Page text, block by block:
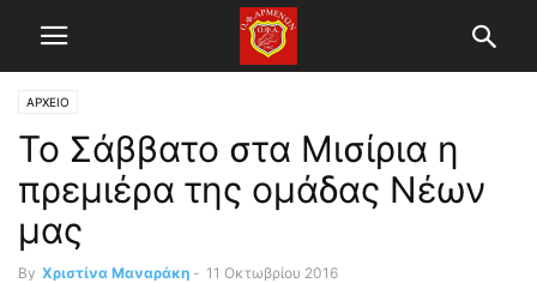
ΑΡΧΕΙΟ
Το Σάββατο στα Μισίρια η
πρεμιέρα της ομάδας Νέων
μας
By Χριστίνα Μαναράκη - 11 Οκτωβρίου 2016